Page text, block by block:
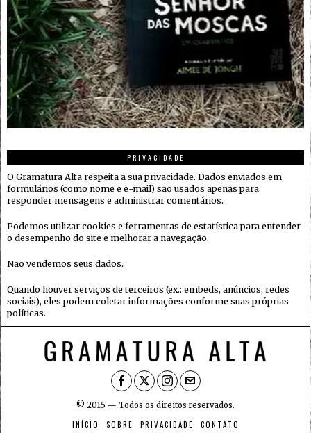
PRIVACIDADE
O Gramatura Alta respeita a sua privacidade. Dados enviados em
formulários (como nome e e-mail) são usados apenas para
responder mensagens e administrar comentários.
Podemos utilizar cookies e ferramentas de estatística para entender
o desempenho do site e melhorar a navegação.
Não vendemos seus dados.
Quando houver serviços de terceiros (ex.: embeds, anúncios, redes
sociais), eles podem coletar informações conforme suas próprias
políticas.
© 2015 — Todos os direitos reservados.
INÍCIO SOBRE PRIVACIDADE CONTATO